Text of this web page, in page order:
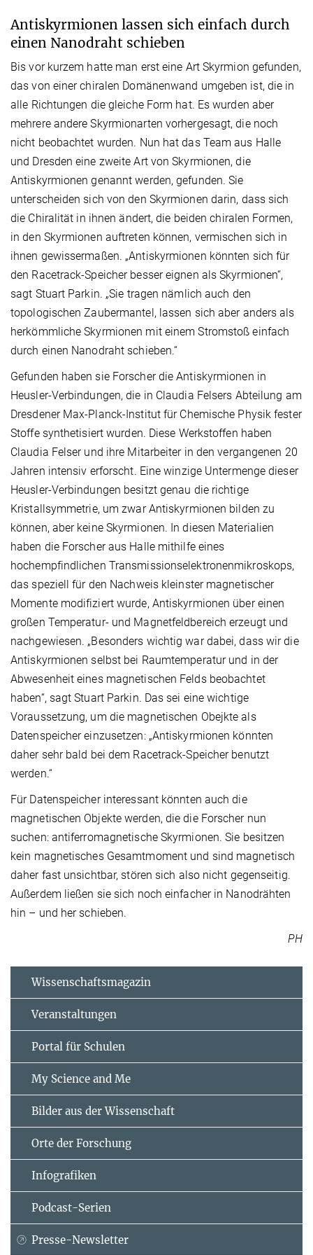
Antiskyrmionen lassen sich einfach durch
einen Nanodraht schieben
Bis vor kurzem hatte man erst eine Art Skyrmion gefunden,
das von einer chiralen Domänenwand umgeben ist, die in
alle Richtungen die gleiche Form hat. Es wurden aber
mehrere andere Skyrmionarten vorhergesagt, die noch
nicht beobachtet wurden. Nun hat das Team aus Halle
und Dresden eine zweite Art von Skyrmionen, die
Antiskyrmionen genannt werden, gefunden. Sie
unterscheiden sich von den Skyrmionen darin, dass sich
die Chiralität in ihnen ändert, die beiden chiralen Formen,
in den Skyrmionen auftreten können, vermischen sich in
ihnen gewissermaßen. „Antiskyrmionen könnten sich für
den Racetrack-Speicher besser eignen als Skyrmionen“,
sagt Stuart Parkin. „Sie tragen nämlich auch den
topologischen Zaubermantel, lassen sich aber anders als
herkömmliche Skyrmionen mit einem Stromstoß einfach
durch einen Nanodraht schieben.“
Gefunden haben sie Forscher die Antiskyrmionen in
Heusler-Verbindungen, die in Claudia Felsers Abteilung am
Dresdener Max-Planck-Institut für Chemische Physik fester
Stoffe synthetisiert wurden. Diese Werkstoffen haben
Claudia Felser und ihre Mitarbeiter in den vergangenen 20
Jahren intensiv erforscht. Eine winzige Untermenge dieser
Heusler-Verbindungen besitzt genau die richtige
Kristallsymmetrie, um zwar Antiskyrmionen bilden zu
können, aber keine Skyrmionen. In diesen Materialien
haben die Forscher aus Halle mithilfe eines
hochempfindlichen Transmissionselektronenmikroskops,
das speziell für den Nachweis kleinster magnetischer
Momente modifiziert wurde, Antiskyrmionen über einen
großen Temperatur- und Magnetfeldbereich erzeugt und
nachgewiesen. „Besonders wichtig war dabei, dass wir die
Antiskyrmionen selbst bei Raumtemperatur und in der
Abwesenheit eines magnetischen Felds beobachtet
haben“, sagt Stuart Parkin. Das sei eine wichtige
Voraussetzung, um die magnetischen Obejkte als
Datenspeicher einzusetzen: „Antiskyrmionen könnten
daher sehr bald bei dem Racetrack-Speicher benutzt
werden.“
Für Datenspeicher interessant könnten auch die
magnetischen Objekte werden, die die Forscher nun
suchen: antiferromagnetische Skyrmionen. Sie besitzen
kein magnetisches Gesamtmoment und sind magnetisch
daher fast unsichtbar, stören sich also nicht gegenseitig.
Außerdem ließen sie sich noch einfacher in Nanodrähten
hin – und her schieben.
PH
Wissenschaftsmagazin
Veranstaltungen
Portal für Schulen
My Science and Me
Bilder aus der Wissenschaft
Orte der Forschung
Infografiken
Podcast-Serien
Presse-Newsletter